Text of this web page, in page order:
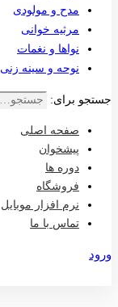
مدح و مولودی
مرثیه خوانی
نواها و نغمات
نوحه و سینه زنی
جستجو برای:
صفحه اصلی
پیشخوان
دوره ها
فروشگاه
نرم افزار موبایل
تماس با ما
ورود